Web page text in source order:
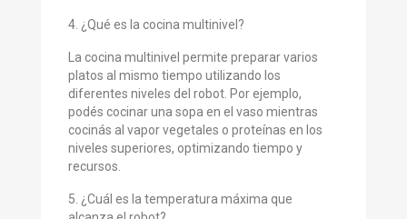
4. ¿Qué es la cocina multinivel?
La cocina multinivel permite preparar varios
platos al mismo tiempo utilizando los
diferentes niveles del robot. Por ejemplo,
podés cocinar una sopa en el vaso mientras
cocinás al vapor vegetales o proteínas en los
niveles superiores, optimizando tiempo y
recursos.
5. ¿Cuál es la temperatura máxima que